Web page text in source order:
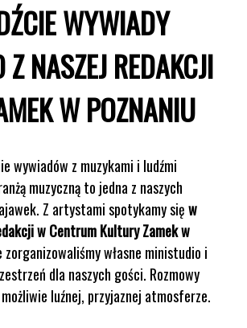
WYWIADY
Z NASZEJ REDAKCJI
W POZNANIU
wywiadów z muzykami i ludźmi
muzyczną to jedna z naszych
Z artystami spotykamy sięw
w Centrum Kultury Zamek w
zorganizowaliśmy własne ministudio i
dla naszych gości. Rozmowy
luźnej, przyjaznej atmosferze.